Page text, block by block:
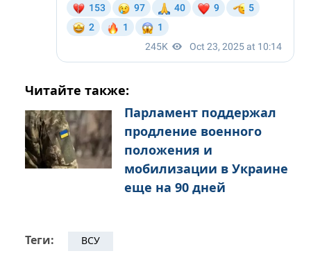
Читайте также:
Парламент поддержал
продление военного
положения и
мобилизации в Украине
еще на 90 дней
Теги: ВСУ